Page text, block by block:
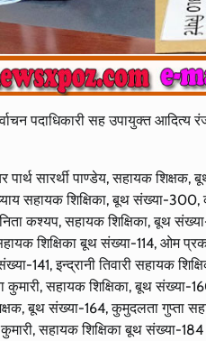
पदाधिकारी सह उपायुक्त आदित्य
पार्थ सारर्थी पाण्डेय, सहायक
सहायक शिक्षिका, बूथ संख्या-
कश्यप, सहायक शिक्षिका, बूथ
शिक्षिका बूथ संख्या-114, ओम
141, इन्द्रानी तिवारी सहायक
सहायक शिक्षिका, बूथ संख्या-
बूथ संख्या-164, कुमुदलता गुप्ता
सहायक शिक्षिका बूथ संख्या-